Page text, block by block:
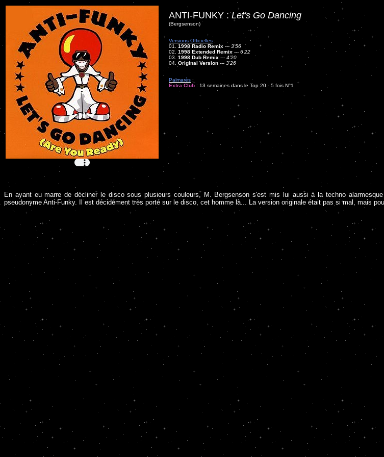
ANTI-FUNKY :Let's Go Dancing
(Bergsenson)
Versions Officielles :
01. 1998 Radio Remix --- 3'56
02. 1998 Extended Remix --- 6'22
03.1998 Dub Remix --- 4'20
04. Original Version --- 3'26
Palmarès :
Extra Club : 13 semaines dans le Top 20 - 5 fois N°1
En ayant eu marre de décliner le disco sous plusieurs couleurs, M. Bergsenson s'est mis lui aussi à la techno
pseudonyme Anti-Funky. Il est décidément très porté sur le disco, cet homme là... La version originale était pas si mal, mais